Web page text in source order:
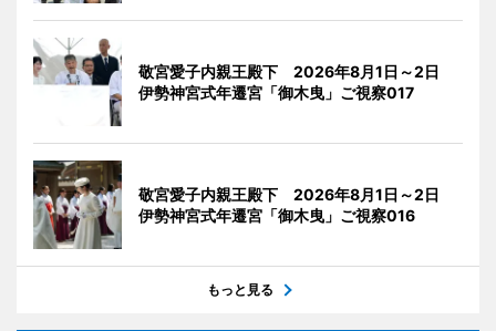
敬宮愛子内親王殿下 2026年8月1日～2日
伊勢神宮式年遷宮「御木曳」ご視察017
敬宮愛子内親王殿下 2026年8月1日～2日
伊勢神宮式年遷宮「御木曳」ご視察016
もっと見る